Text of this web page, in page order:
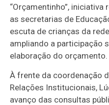
“Orçamentinho”,
as secretarias de
escuta de crianças da
ampliando a participação
elaboração do orçamento.
À frente da coordenação
Relações Institucionais,
avanço das consultas